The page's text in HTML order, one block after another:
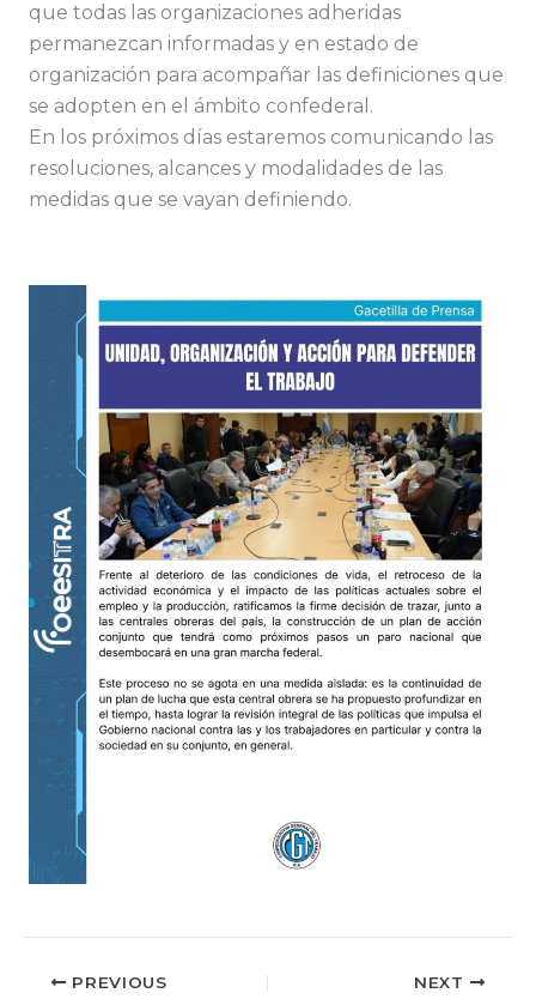
que todas las organizaciones adheridas
permanezcan informadas y en estado de
organización para acompañar las definiciones que
se adopten en el ámbito confederal.
En los próximos días estaremos comunicando las
resoluciones, alcances y modalidades de las
medidas que se vayan definiendo.
PREVIOUS NEXT